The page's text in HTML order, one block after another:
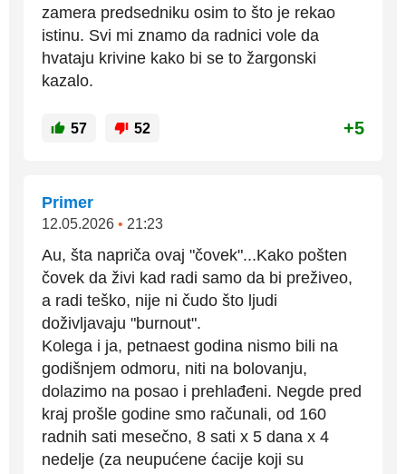
zamera predsedniku osim to što je rekao
istinu. Svi mi znamo da radnici vole da
hvataju krivine kako bi se to žargonski
kazalo.
57 52 +5
Primer
12.05.2026 • 21:23
Au, šta napriča ovaj "čovek"...Kako pošten
čovek da živi kad radi samo da bi preživeo,
a radi teško, nije ni čudo što ljudi
doživljavaju "burnout".
Kolega i ja, petnaest godina nismo bili na
godišnjem odmoru, niti na bolovanju,
dolazimo na posao i prehlađeni. Negde pred
kraj prošle godine smo računali, od 160
radnih sati mesečno, 8 sati x 5 dana x 4
nedelje (za neupućene ćacije koji su